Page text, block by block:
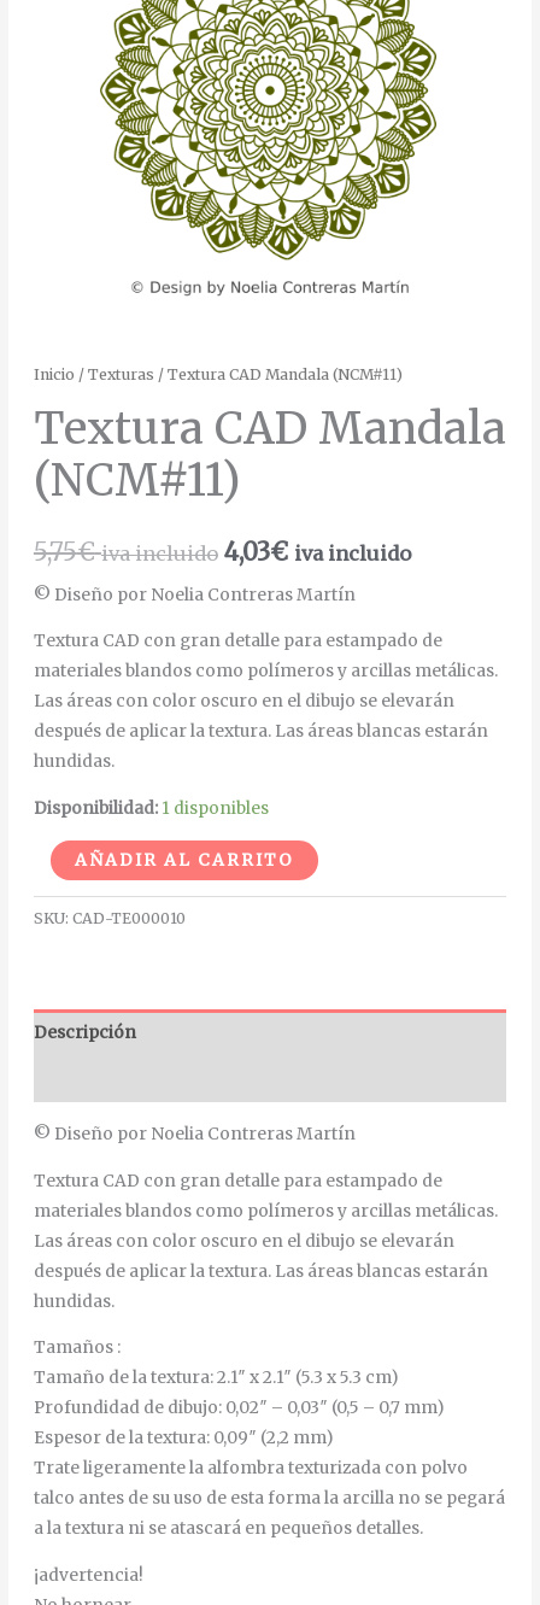
Inicio / Texturas / Textura CAD Mandala (NCM#11)
Textura CAD Mandala
(NCM#11)
5,75€ iva incluido 4,03€ iva incluido
© Diseño por Noelia Contreras Martín
Textura CAD con gran detalle para estampado de
materiales blandos como polímeros y arcillas metálicas.
Las áreas con color oscuro en el dibujo se elevarán
después de aplicar la textura. Las áreas blancas estarán
hundidas.
Disponibilidad: 1 disponibles
AÑADIR AL CARRITO Alternative:
SKU: CAD-TE000010
Descripción
© Diseño por Noelia Contreras Martín
Textura CAD con gran detalle para estampado de
materiales blandos como polímeros y arcillas metálicas.
Las áreas con color oscuro en el dibujo se elevarán
después de aplicar la textura. Las áreas blancas estarán
hundidas.
Tamaños :
Tamaño de la textura: 2.1″ x 2.1″ (5.3 x 5.3 cm)
Profundidad de dibujo: 0,02″ – 0,03″ (0,5 – 0,7 mm)
Espesor de la textura: 0,09″ (2,2 mm)
Trate ligeramente la alfombra texturizada con polvo
talco antes de su uso de esta forma la arcilla no se pegará
a la textura ni se atascará en pequeños detalles.
¡advertencia!